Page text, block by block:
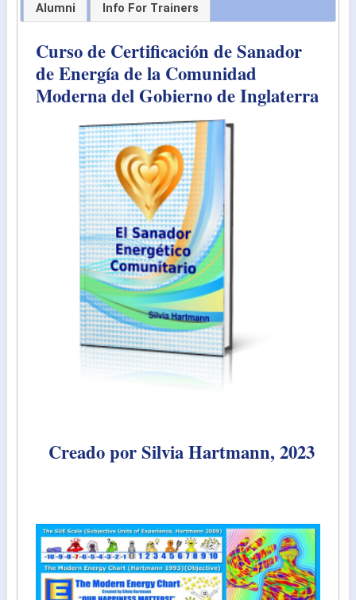
Alumni
Info For Trainers
Curso de Certificación de Sanador
de Energía de la Comunidad
Moderna del Gobierno de Inglaterra
Creado por Silvia Hartmann, 2023